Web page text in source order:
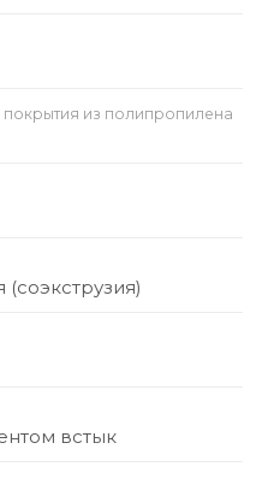
из полипропилена
встык